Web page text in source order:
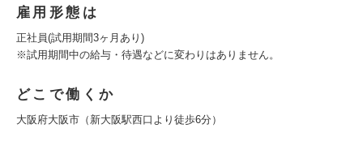
雇用形態は
正社員(試用期間3ヶ月あり)
※試用期間中の給与・待遇などに変わりはありません。
どこで働くか
大阪府大阪市（新大阪駅西口より徒歩6分）